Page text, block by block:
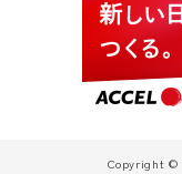
Copyright ©